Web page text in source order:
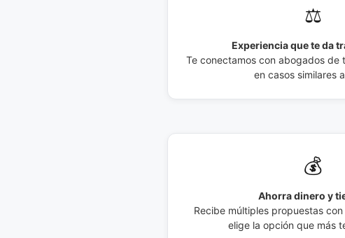
⚖️
Experiencia que te da
Te conectamos con abogados de
en casos similares
💰
Ahorra dinero y
Recibe múltiples propuestas
elige la opción que más